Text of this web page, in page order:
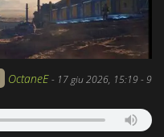
OctaneE- 17 giu 2026, 15:19- 9